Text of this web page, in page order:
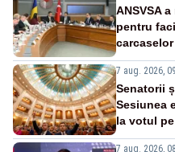
ANSVSA
pentru
7 aug. 2026,
Senatorii
Sesiunea
la votul
7 aug. 2026,